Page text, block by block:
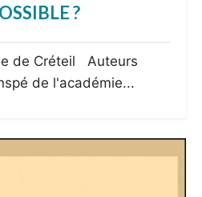
?
de Créteil Auteurs
de l'académie...